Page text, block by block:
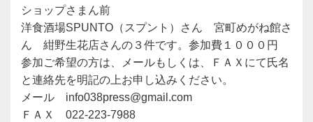
ショップさまん前
洋食酒場SPUNTO（スプント）さん 宮町めがね館さ
ん 紺野生花店さんの３件です。参加費１０００円
参加ご希望の方は、メールもしくは、ＦＡＸにて氏名
と連絡先を明記の上お申し込みください。
メール info038press@gmail.com
ＦＡＸ 022-223-7988